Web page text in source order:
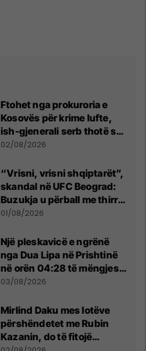
Ftohet nga prokuroria e
Kosovës për krime lufte,
ish-gjenerali serb thotë se
dikush e tradhtoi në
02/08/2026
“Vrisni, vrisni shqiptarët”,
skandal në UFC Beograd:
Buzukja u përball me thirrje
anti-shqiptare nga
01/08/2026
Një pleskavicë e ngrënë
nga Dua Lipa në Prishtinë
në orën 04:28 të mëngjesit
- dhe bota digjitale serbe
03/08/2026
Mirlind Daku mes lotëve
përshëndetet me Rubin
Kazanin, do të fitojë